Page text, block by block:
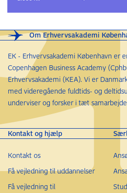
opnået erhvervserfaringen efter,
den adgangsgivende
dokumentere
Hvis du ikke opfylder kravene,
på baggrund af en
vores studievejleder, hvis du vil
Om Erhvervsakademi
EK - Erhvervsakademi København er
Copenhagen Business Academy
Erhvervsakademi (KEA). Vi er
med videregående fuldtids- og
underviser og forsker i tæt
Kontakt og hjælp
Kontakt os
Få vejledning til uddannelser
Få vejledning til